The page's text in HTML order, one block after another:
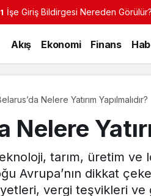
İşe Giriş Bildirgesi Nereden Görülür?
Akış Ekonomi Finans
Nelere Yatırım Yapılmalıdır?
Nelere
tarım, üretim ve
Avrupa’nın dikkat
vergi teşvikleri ve